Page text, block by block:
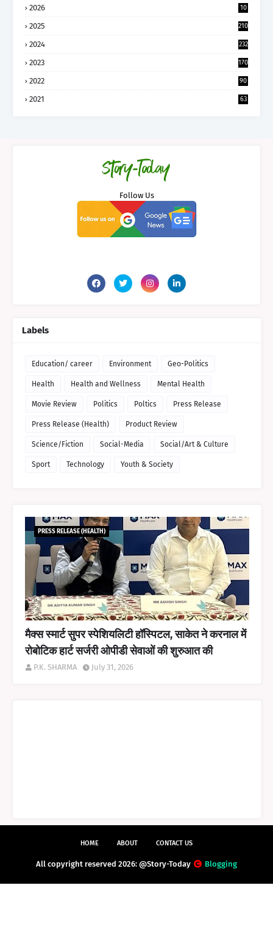
2026
10
2025 210
2024 232
2023 170
2022 90
2021 63
Follow Us
Labels
Education/ career Environment Geo-Politics
Health Health and Wellness Mental Health
Movie Review Politics Poltics Press Release
Press Release (Health) Product Review
Science/Fiction Social-Media Social/Art & Culture
Sport Technology Youth & Society
PRESS RELEASE (HEALTH)
मैक्स स्मार्ट सुपर स्पेशियलिटी हॉस्पिटल, साकेत ने करनाल में
रोबोटिक हार्ट सर्जरी ओपीडी सेवाओं की शुरुआत की
P.K. SHARMA July 31, 2026
HOME ABOUT CONTACT US
All copyright reserved 2026: @Story-Today Blogging